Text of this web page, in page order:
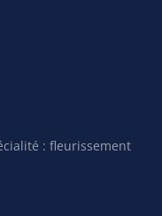
: fleurissement